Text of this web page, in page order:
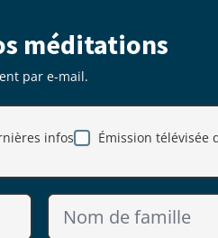
méditations
par e-mail.
infos
Émission télévisée